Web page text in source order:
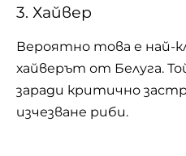
3. Хайвер
Вероятно това е най-
хайверът от Белуга.
заради критично
изчезване риби.